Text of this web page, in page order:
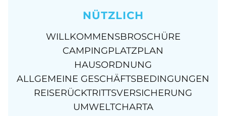
NÜTZLICH
WILLKOMMENSBROSCHÜRE
CAMPINGPLATZPLAN
HAUSORDNUNG
ALLGEMEINE GESCHÄFTSBEDINGUNGEN
REISERÜCKTRITTSVERSICHERUNG
UMWELTCHARTA